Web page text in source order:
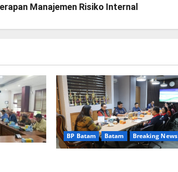
Manajemen Risiko Internal
BP Batam Batam Breaking News